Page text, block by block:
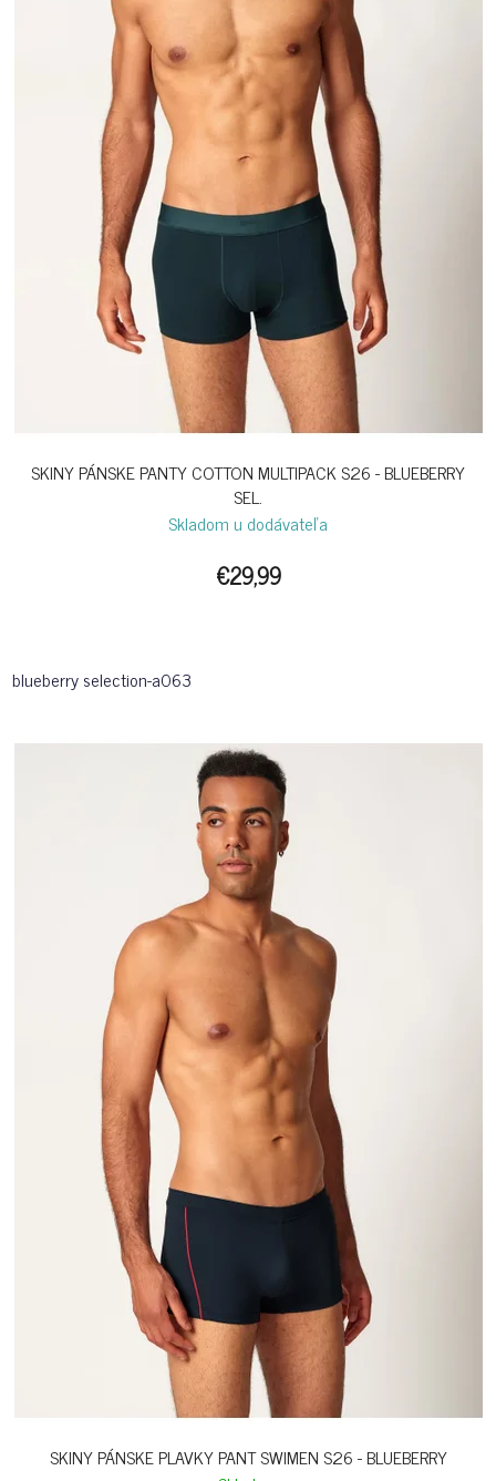
SKINY PÁNSKE PANTY COTTON MULTIPACK S26 - BLUEBERRY
SEL.
Skladom u dodávateľa
€29,99
blueberry selection-a063
SKINY PÁNSKE PLAVKY PANT SWIMEN S26 - BLUEBERRY